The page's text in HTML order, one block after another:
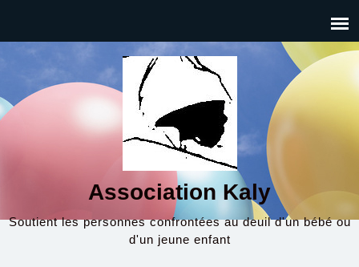
Association Kaly
Soutient les personnes confrontées au deuil d'un bébé ou
d'un jeune enfant